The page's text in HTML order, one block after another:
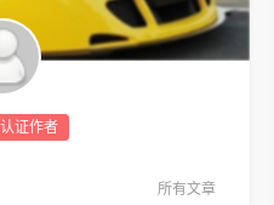
认证作者
所有文章